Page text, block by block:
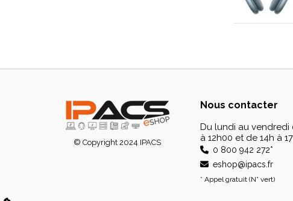
© Copyright 2024 IPACS
Nous contacter
Du lundi au vendredi
à 12h00 et de 14h à
0 800 942 272*
eshop@ipacs.fr
* Appel gratuit (N° vert)